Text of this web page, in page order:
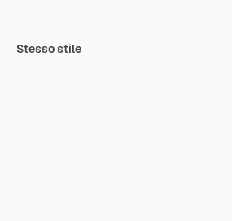
Stesso stile